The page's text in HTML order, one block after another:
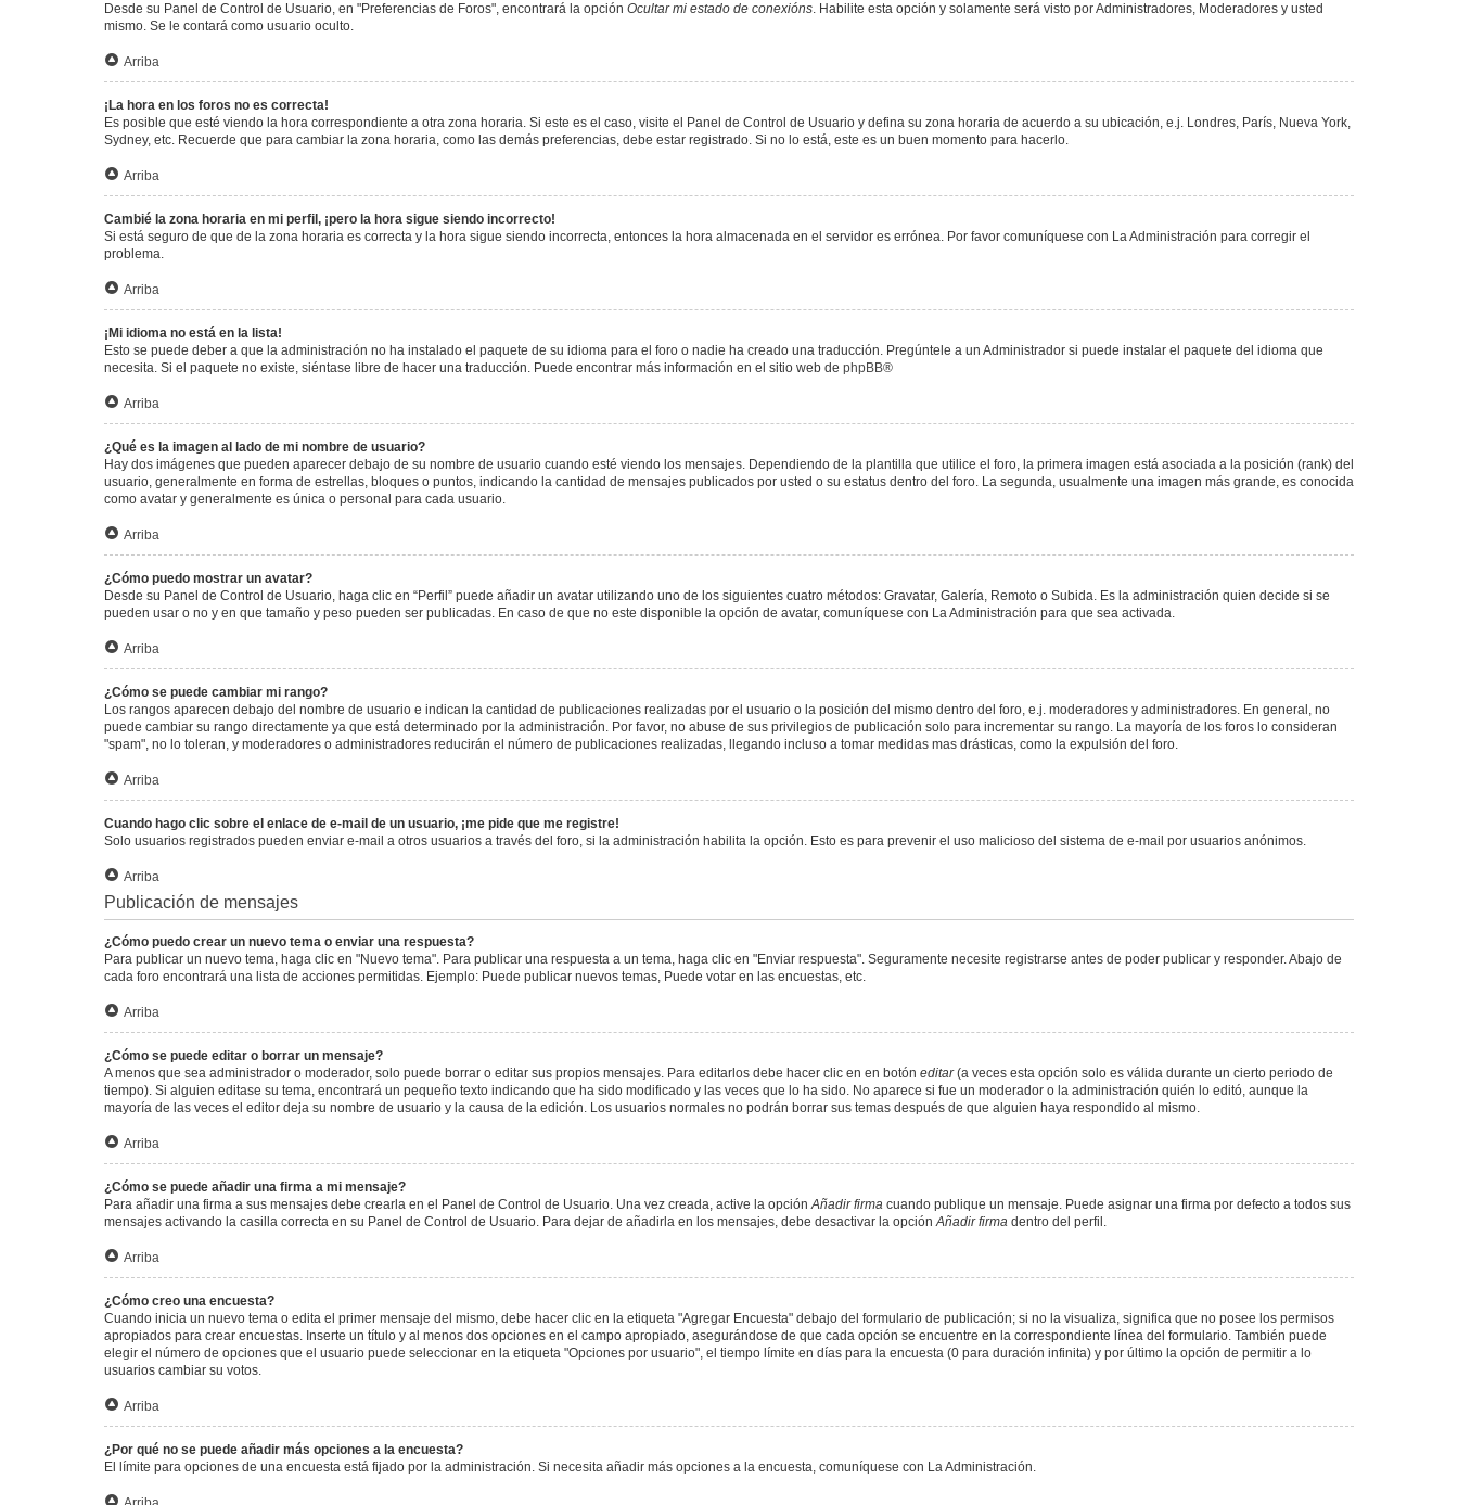
Desde su Panel de Control de Usuario, en "Preferencias de Foros", encontrará la opción Ocultar mi estado de conexións. Habilite esta opción y solamente será visto por Administradores, Moderadores y usted
mismo. Se le contará como usuario oculto.
Arriba
¡La hora en los foros no es correcta!
Es posible que esté viendo la hora correspondiente a otra zona horaria. Si este es el caso, visite el Panel de Control de Usuario y defina su zona horaria de acuerdo a su ubicación, e.j. Londres, París, Nueva York,
Sydney, etc. Recuerde que para cambiar la zona horaria, como las demás preferencias, debe estar registrado. Si no lo está, este es un buen momento para hacerlo.
Arriba
Cambié la zona horaria en mi perfil, ¡pero la hora sigue siendo incorrecto!
Si está seguro de que de la zona horaria es correcta y la hora sigue siendo incorrecta, entonces la hora almacenada en el servidor es errónea. Por favor comuníquese con La Administración para corregir el
problema.
Arriba
¡Mi idioma no está en la lista!
Esto se puede deber a que la administración no ha instalado el paquete de su idioma para el foro o nadie ha creado una traducción. Pregúntele a un Administrador si puede instalar el paquete del idioma que
necesita. Si el paquete no existe, siéntase libre de hacer una traducción. Puede encontrar más información en el sitio web de phpBB®
Arriba
¿Qué es la imagen al lado de mi nombre de usuario?
Hay dos imágenes que pueden aparecer debajo de su nombre de usuario cuando esté viendo los mensajes. Dependiendo de la plantilla que utilice el foro, la primera imagen está asociada a la posición (rank) del
usuario, generalmente en forma de estrellas, bloques o puntos, indicando la cantidad de mensajes publicados por usted o su estatus dentro del foro. La segunda, usualmente una imagen más grande, es conocida
como avatar y generalmente es única o personal para cada usuario.
Arriba
¿Cómo puedo mostrar un avatar?
Desde su Panel de Control de Usuario, haga clic en “Perfil” puede añadir un avatar utilizando uno de los siguientes cuatro métodos: Gravatar, Galería, Remoto o Subida. Es la administración quien decide si se
pueden usar o no y en que tamaño y peso pueden ser publicadas. En caso de que no este disponible la opción de avatar, comuníquese con La Administración para que sea activada.
Arriba
¿Cómo se puede cambiar mi rango?
Los rangos aparecen debajo del nombre de usuario e indican la cantidad de publicaciones realizadas por el usuario o la posición del mismo dentro del foro, e.j. moderadores y administradores. En general, no
puede cambiar su rango directamente ya que está determinado por la administración. Por favor, no abuse de sus privilegios de publicación solo para incrementar su rango. La mayoría de los foros lo consideran
"spam", no lo toleran, y moderadores o administradores reducirán el número de publicaciones realizadas, llegando incluso a tomar medidas mas drásticas, como la expulsión del foro.
Arriba
Cuando hago clic sobre el enlace de e-mail de un usuario, ¡me pide que me registre!
Solo usuarios registrados pueden enviar e-mail a otros usuarios a través del foro, si la administración habilita la opción. Esto es para prevenir el uso malicioso del sistema de e-mail por usuarios anónimos.
Arriba
Publicación de mensajes
¿Cómo puedo crear un nuevo tema o enviar una respuesta?
Para publicar un nuevo tema, haga clic en "Nuevo tema". Para publicar una respuesta a un tema, haga clic en "Enviar respuesta". Seguramente necesite registrarse antes de poder publicar y responder. Abajo de
cada foro encontrará una lista de acciones permitidas. Ejemplo: Puede publicar nuevos temas, Puede votar en las encuestas, etc.
Arriba
¿Cómo se puede editar o borrar un mensaje?
A menos que sea administrador o moderador, solo puede borrar o editar sus propios mensajes. Para editarlos debe hacer clic en en botón editar(a veces esta opción solo es válida durante un cierto periodo de
tiempo). Si alguien editase su tema, encontrará un pequeño texto indicando que ha sido modificado y las veces que lo ha sido. No aparece si fue un moderador o la administración quién lo editó, aunque la
mayoría de las veces el editor deja su nombre de usuario y la causa de la edición. Los usuarios normales no podrán borrar sus temas después de que alguien haya respondido al mismo.
Arriba
¿Cómo se puede añadir una firma a mi mensaje?
Para añadir una firma a sus mensajes debe crearla en el Panel de Control de Usuario. Una vez creada, active la opciónAñadir firma cuando publique un mensaje. Puede asignar una firma por defecto a todos sus
mensajes activando la casilla correcta en su Panel de Control de Usuario. Para dejar de añadirla en los mensajes, debe desactivar la opciónAñadir firma dentro del perfil.
Arriba
¿Cómo creo una encuesta?
Cuando inicia un nuevo tema o edita el primer mensaje del mismo, debe hacer clic en la etiqueta "Agregar Encuesta" debajo del formulario de publicación; si no la visualiza, significa que no posee los permisos
apropiados para crear encuestas. Inserte un título y al menos dos opciones en el campo apropiado, asegurándose de que cada opción se encuentre en la correspondiente línea del formulario. También puede
elegir el número de opciones que el usuario puede seleccionar en la etiqueta "Opciones por usuario", el tiempo límite en días para la encuesta (0 para duración infinita) y por último la opción de permitir a lo
usuarios cambiar su votos.
Arriba
¿Por qué no se puede añadir más opciones a la encuesta?
El límite para opciones de una encuesta está fijado por la administración. Si necesita añadir más opciones a la encuesta, comuníquese con La Administración.